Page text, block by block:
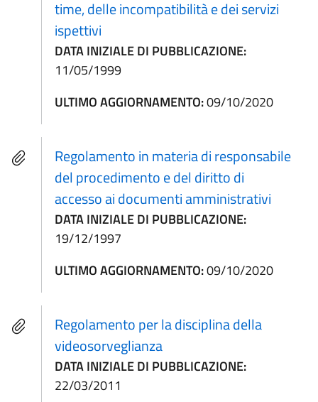
time, delle incompatibilità e dei servizi
ispettivi
DATA INIZIALE DI PUBBLICAZIONE:
11/05/1999
ULTIMO AGGIORNAMENTO:09/10/2020
Regolamento in materia di responsabile
del procedimento e del diritto di
accesso ai documenti amministrativi
DATA INIZIALE DI PUBBLICAZIONE:
19/12/1997
ULTIMO AGGIORNAMENTO:09/10/2020
Regolamento per la disciplina della
videosorveglianza
DATA INIZIALE DI PUBBLICAZIONE:
22/03/2011